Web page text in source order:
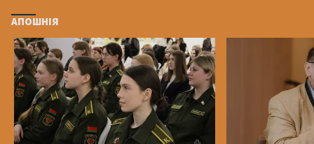
АПОШНІЯ